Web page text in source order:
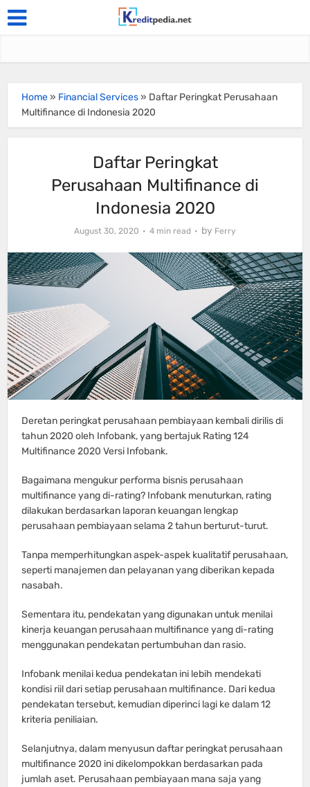
Home» Financial Services» Daftar Peringkat Perusahaan
Multifinance di Indonesia 2020
Daftar Peringkat
Perusahaan Multifinance di
Indonesia 2020
August 30, 2020 4 min read by Ferry
Deretan peringkat perusahaan pembiayaan kembali dirilis di
tahun 2020 oleh Infobank, yang bertajuk Rating 124
Multifinance 2020 Versi Infobank.
Bagaimana mengukur performa bisnis perusahaan
multifinance yang di-rating? Infobank menuturkan, rating
dilakukan berdasarkan laporan keuangan lengkap
perusahaan pembiayaan selama 2 tahun berturut-turut.
Tanpa memperhitungkan aspek-aspek kualitatif perusahaan,
seperti manajemen dan pelayanan yang diberikan kepada
nasabah.
Sementara itu, pendekatan yang digunakan untuk menilai
kinerja keuangan perusahaan multifinance yang di-rating
menggunakan pendekatan pertumbuhan dan rasio.
Infobank menilai kedua pendekatan ini lebih mendekati
kondisi riil dari setiap perusahaan multifinance. Dari kedua
pendekatan tersebut, kemudian diperinci lagi ke dalam 12
kriteria peniliaian.
Selanjutnya, dalam menyusun daftar peringkat perusahaan
multifinance 2020 ini dikelompokkan berdasarkan pada
jumlah aset. Perusahaan pembiayaan mana saja yang